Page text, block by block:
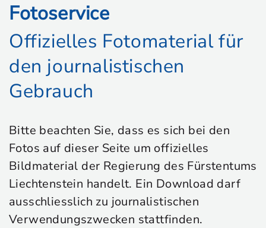
Fotoservice
Offizielles Fotomaterial für
den journalistischen
Gebrauch
Bitte beachten Sie, dass es sich bei den
Fotos auf dieser Seite um offizielles
Bildmaterial der Regierung des Fürstentums
Liechtenstein handelt. Ein Download darf
ausschliesslich zu journalistischen
Verwendungszwecken stattfinden.